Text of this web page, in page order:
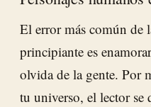
El error más común de
principiante es
olvida de la gente. Por
tu universo, el lector se